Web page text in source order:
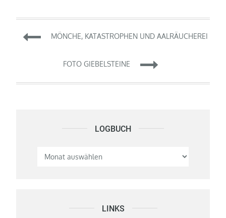
Beitragsnavigation
MÖNCHE, KATASTROPHEN UND AALRÄUCHEREI
FOTO GIEBELSTEINE
LOGBUCH Logbuch
LINKS